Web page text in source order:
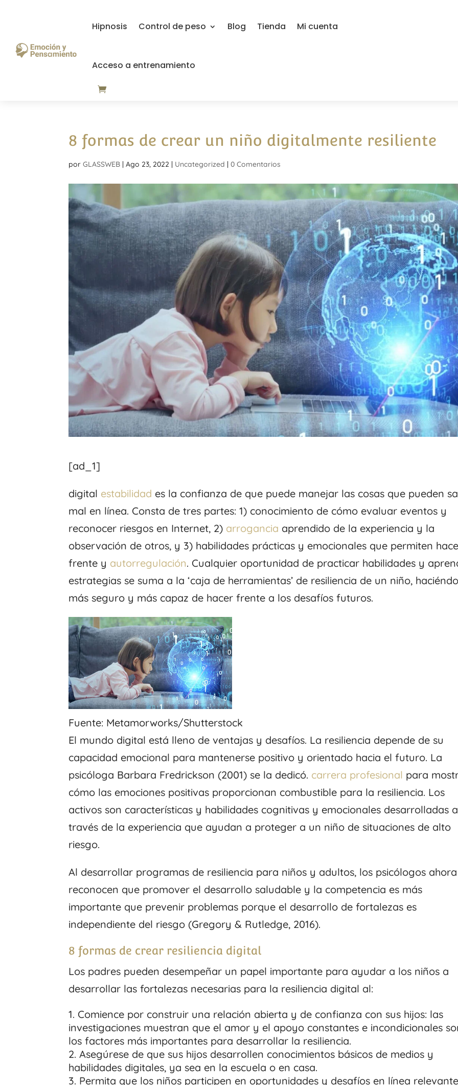
Hipnosis Control de peso Blog Tienda Mi cuenta
Acceso a entrenamiento
8 formas de crear un niño digitalmente resiliente
porGLASSWEB |Ago 23, 2022 | Uncategorized |0 Comentarios
[ad_1]
digital estabilidad es la confianza de que puede manejar las cosas que pueden
mal en línea. Consta de tres partes: 1) conocimiento de cómo evaluar eventos y
reconocer riesgos en Internet, 2) arrogancia aprendido de la experiencia y la
observación de otros, y 3) habilidades prácticas y emocionales que permiten
frente y autorregulación. Cualquier oportunidad de practicar habilidades y
estrategias se suma a la ‘caja de herramientas’ de resiliencia de un niño,
más seguro y más capaz de hacer frente a los desafíos futuros.
Fuente: Metamorworks/Shutterstock
El mundo digital está lleno de ventajas y desafíos. La resiliencia depende de su
capacidad emocional para mantenerse positivo y orientado hacia el futuro. La
psicóloga Barbara Fredrickson (2001) se la dedicó. carrera profesional para
cómo las emociones positivas proporcionan combustible para la resiliencia. Los
activos son características y habilidades cognitivas y emocionales desarrolladas a
través de la experiencia que ayudan a proteger a un niño de situaciones de alto
riesgo.
Al desarrollar programas de resiliencia para niños y adultos, los psicólogos ahora
reconocen que promover el desarrollo saludable y la competencia es más
importante que prevenir problemas porque el desarrollo de fortalezas es
independiente del riesgo (Gregory & Rutledge, 2016).
8 formas de crear resiliencia digital
Los padres pueden desempeñar un papel importante para ayudar a los niños a
desarrollar las fortalezas necesarias para la resiliencia digital al:
Comience por construir una relación abierta y de confianza con sus hijos: las
investigaciones muestran que el amor y el apoyo constantes e incondicionales
los factores más importantes para desarrollar la resiliencia.
Asegúrese de que sus hijos desarrollen conocimientos básicos de medios y
habilidades digitales, ya sea en la escuela o en casa.
Permita que los niños participen en oportunidades y desafíos en línea